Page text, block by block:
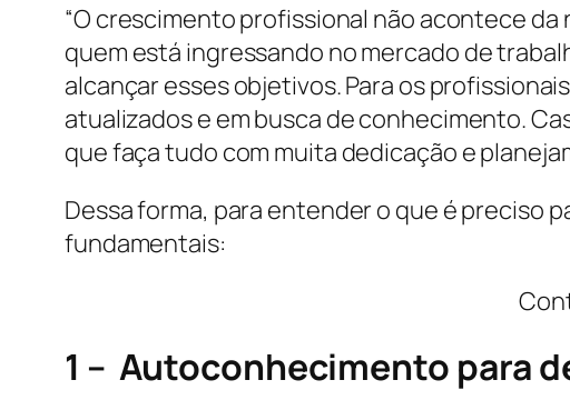
“O crescimento profissional não acontece
quem está ingressando no mercado de
alcançar esses objetivos. Para os
atualizados e em busca de conhecimento.
que faça tudo com muita dedicação e
Dessa forma, para entender o que é preciso
fundamentais:
1 – Autoconhecimento para